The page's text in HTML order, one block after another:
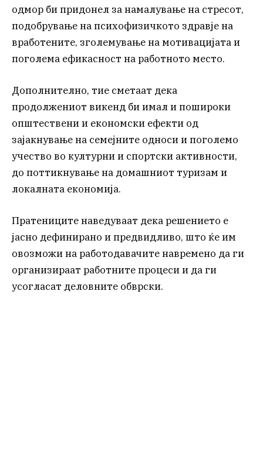
одмор би придонел за намалување на стресот,
подобрување на психофизичкото здравје на
вработените, зголемување на мотивацијата и
поголема ефикасност на работното место.
Дополнително, тие сметаат дека
продолжениот викенд би имал и пошироки
општествени и економски ефекти од
зајакнување на семејните односи и поголемо
учество во културни и спортски активности,
до поттикнување на домашниот туризам и
локалната економија.
Пратениците наведуваат дека решението е
јасно дефинирано и предвидливо, што ќе им
овозможи на работодавачите навремено да ги
организираат работните процеси и да ги
усогласат деловните обврски.